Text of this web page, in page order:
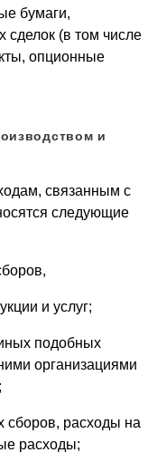
бумаги,
(в том числе
опционные
и
связанным с
следующие
и услуг;
подобных
организациями
расходы на
расходы;